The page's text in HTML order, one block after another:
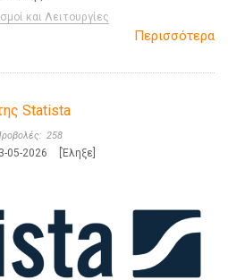
και Λειτουργίες
Περισσότερα
Statista
258
05-2026 [Έληξε]